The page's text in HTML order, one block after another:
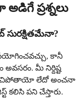
ప్రశ్నలు
సురక్షితమేనా?
కానీ
మీ నిర్దిష్ట
లేదో అంచనా
పని చేస్తారు.